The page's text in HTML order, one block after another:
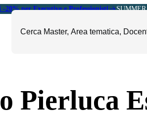
-20% per Executive e Professionisti
Ambiente
Fashion e Luxury
Pierluca